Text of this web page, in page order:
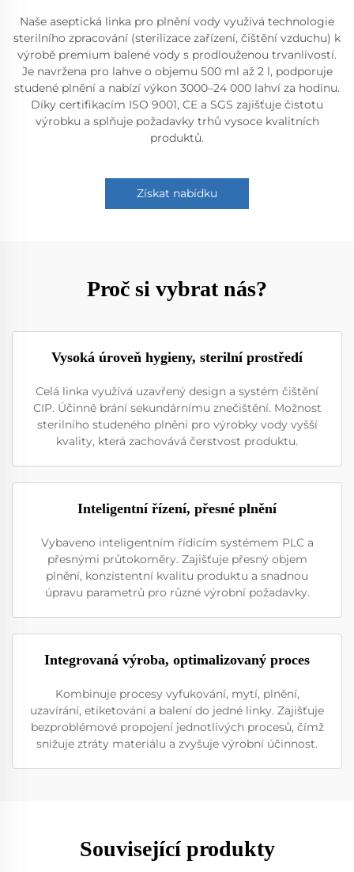
Naše aseptická linka pro plnění vody využívá technologie
sterilního zpracování (sterilizace zařízení, čištění vzduchu) k
výrobě premium balené vody s prodlouženou trvanlivostí.
Je navržena pro lahve o objemu 500 ml až 2 l, podporuje
studené plnění a nabízí výkon 3000–24 000 lahví za hodinu.
Díky certifikacím ISO 9001, CE a SGS zajišťuje čistotu
výrobku a splňuje požadavky trhů vysoce kvalitních
produktů.
Získat nabídku
Proč si vybrat nás?
Vysoká úroveň hygieny, sterilní prostředí
Celá linka využívá uzavřený design a systém čištění
CIP. Účinně brání sekundárnímu znečištění. Možnost
sterilního studeného plnění pro výrobky vody vyšší
kvality, která zachovává čerstvost produktu.
Inteligentní řízení, přesné plnění
Vybaveno inteligentním řídicím systémem PLC a
přesnými průtokoměry. Zajišťuje přesný objem
plnění, konzistentní kvalitu produktu a snadnou
úpravu parametrů pro různé výrobní požadavky.
Integrovaná výroba, optimalizovaný proces
Kombinuje procesy vyfukování, mytí, plnění,
uzavírání, etiketování a balení do jedné linky. Zajišťuje
bezproblémové propojení jednotlivých procesů, čímž
snižuje ztráty materiálu a zvyšuje výrobní účinnost.
Související produkty